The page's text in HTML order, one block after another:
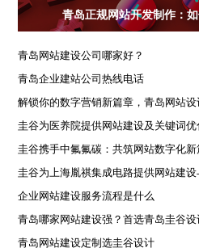
青岛正规网站开发制作：
青岛网站建设公司哪家好？
青岛企业建站公司热线电话
解锁你的数字营销新篇章，青岛网站设
圭谷携手中氟氟碳：共筑网站数字化新
圭谷为上海胤祺集成电路提供网站建
企业网站建设服务流程是什么
青岛哪家网站建设强？首选青岛圭谷设
青岛网站建设定制选圭谷设计